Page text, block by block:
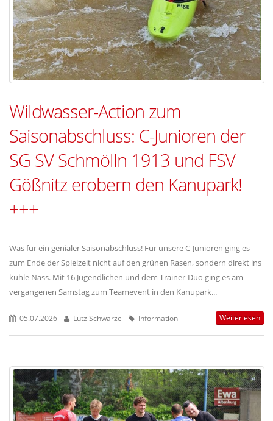
Wildwasser-Action zum
Saisonabschluss: C-Junioren der
SG SV Schmölln 1913 und FSV
Gößnitz erobern den Kanupark!
+++
Was für ein genialer Saisonabschluss! Für unsere C-Junioren ging es
zum Ende der Spielzeit nicht auf den grünen Rasen, sondern direkt ins
kühle Nass. Mit 16 Jugendlichen und dem Trainer-Duo ging es am
vergangenen Samstag zum Teamevent in den Kanupark...
05.07.2026 Lutz Schwarze Information Weiterlesen